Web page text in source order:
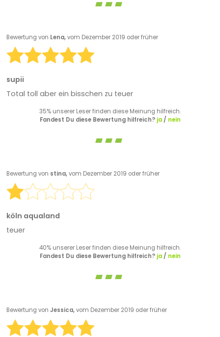
Bewertung von Lena,vom Dezember 2019 oder früher
supii
Total toll aber ein bisschen zu teuer
35% unserer Leser finden diese Meinung hilfreich.
Fandest Du diese Bewertung hilfreich? ja/ nein
Bewertung von stina,vom Dezember 2019 oder früher
köln aqualand
teuer
40% unserer Leser finden diese Meinung hilfreich.
Fandest Du diese Bewertung hilfreich? ja/ nein
Bewertung von Jessica,vom Dezember 2019 oder früher